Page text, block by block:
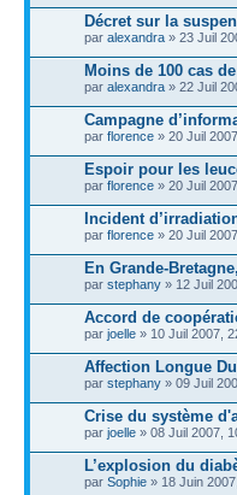
Décret sur la
par alexandra » 23 Juil
Moins de 100 cas
par alexandra » 22 Juil
Campagne
par florence » 20 Juil
Espoir pour les
par florence » 20 Juil
Incident
par florence » 20 Juil
En Grande-
par stephany » 12 Juil
Accord de
par joelle » 10 Juil 2007,
Affection Longue
par stephany » 09 Juil
Crise du système
par joelle » 08 Juil 2007,
L’explosion du
par Sophie » 18 Juin